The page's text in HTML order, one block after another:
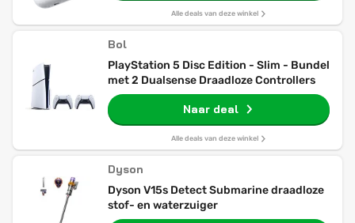
Alle deals van deze winkel
Bol
PlayStation 5 Disc Edition - Slim - Bundel
met 2 Dualsense Draadloze Controllers
Naar deal
Alle deals van deze winkel
Dyson
Dyson V15s Detect Submarine draadloze
stof- en waterzuiger